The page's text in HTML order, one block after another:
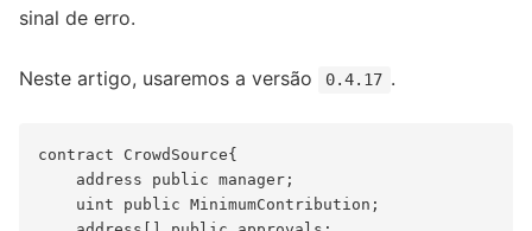
sinal de erro.
Neste artigo, usaremos a versão 0.4.17 .
contract CrowdSource{
    address public manager;
    uint public MinimumContribution;